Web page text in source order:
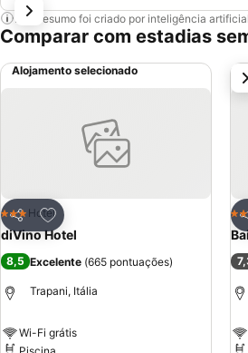
Este resumo foi criado por inteligência
Comparar com estadias
Alojamento selecionado
Partilhar
Adicionar aos favoritos
3 Estrelas
Hotel
diVino Hotel
8,5 Excelente (665 pontuações)
Trapani, Itália
Wi-Fi grátis
4